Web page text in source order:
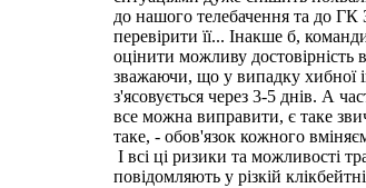
до нашого телебачення та до
перевірити її... Інакше б,
оцінити можливу достовірність
зважаючи, що у випадку хибної
з'ясовується через 3-5 днів. А
все можна виправити, є таке
таке, - обов'язок кожного
І всі ці ризики та можливості
повідомляють у різкій